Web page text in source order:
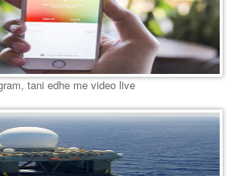
tani edhe me video live